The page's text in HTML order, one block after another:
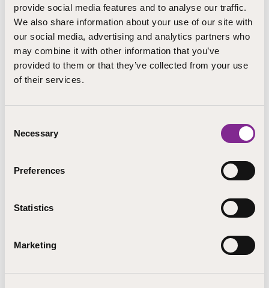
provide social media features and to analyse our traffic.
We also share information about your use of our site with
our social media, advertising and analytics partners who
may combine it with other information that you’ve
provided to them or that they’ve collected from your use
of their services.
Selection
Necessary
Preferences
Statistics
Marketing
Keskustele mahdollisuudestasi lähteä
kansainväliseen työssäoppimiseen
oman vastuuopettajasi kanssa ja ota
yhteyttä oman kampuksesi
Helsinki: Katja Karinen
Lapua, Kokkola ja Pori: Anu Thil